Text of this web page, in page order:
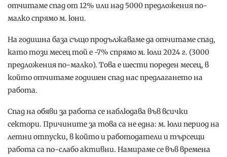
отчитаме спад от 12% или над 5000 предложения по-
малко спрямо м. юни.
На годишна база също продължаваме да отчитаме спад,
като този месец той е -7% спрямо м. юли 2024 г. (3000
предложения по-малко). Това е шести пореден месец, в
който отчитаме годишен спад нас предлагането на
работа.
Спад на обяви за работа се наблюдава във всички
сектори. Причините за това са не една: м. юли период на
летни отпуски, в който и работодатели и търсещи
работа са по-слабо активни. Намираме се във времена